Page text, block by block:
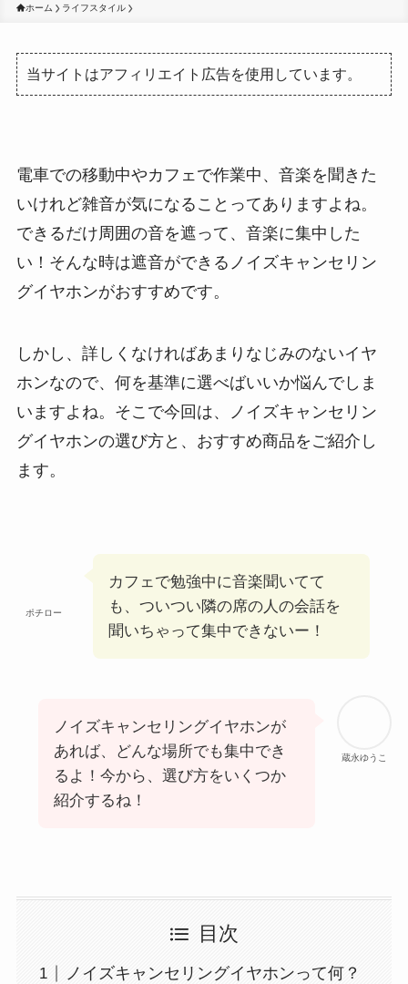
ホーム ライフスタイル
当サイトはアフィリエイト広告を使用しています。
電車での移動中やカフェで作業中、音楽を聞きた
いけれど雑音が気になることってありますよね。
できるだけ周囲の音を遮って、音楽に集中した
い！そんな時は遮音ができるノイズキャンセリン
グイヤホンがおすすめです。
しかし、詳しくなければあまりなじみのないイヤ
ホンなので、何を基準に選べばいいか悩んでしま
いますよね。そこで今回は、ノイズキャンセリン
グイヤホンの選び方と、おすすめ商品をご紹介し
ます。
ポチロー
カフェで勉強中に音楽聞いてて
も、ついつい隣の席の人の会話を
聞いちゃって集中できないー！
蔵永ゆうこ
ノイズキャンセリングイヤホンが
あれば、どんな場所でも集中でき
るよ！今から、選び方をいくつか
紹介するね！
目次
ノイズキャンセリングイヤホンって何？